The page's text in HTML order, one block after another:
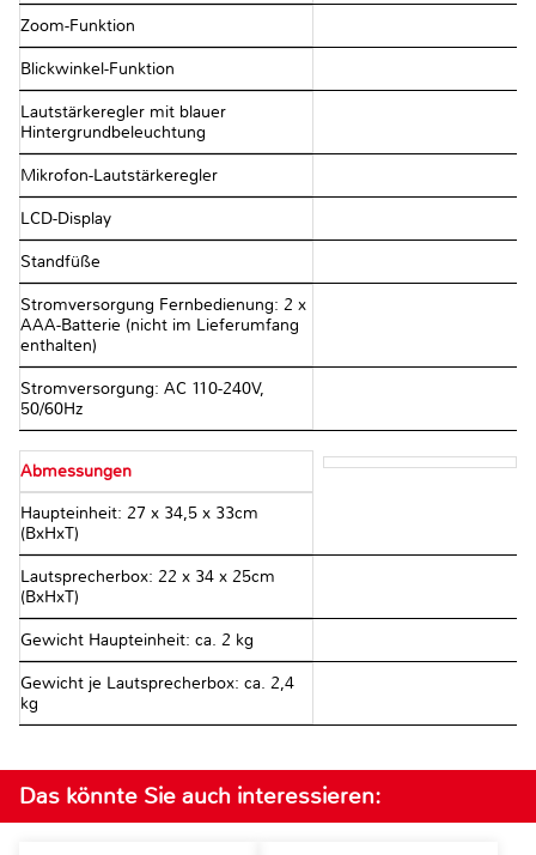
Zoom-Funktion
Blickwinkel-Funktion
Lautstärkeregler mit blauer
Hintergrundbeleuchtung
Mikrofon-Lautstärkeregler
LCD-Display
Standfüße
Stromversorgung Fernbedienung: 2 x
AAA-Batterie (nicht im Lieferumfang
enthalten)
Stromversorgung: AC 110-240V,
50/60Hz
Abmessungen
Haupteinheit: 27 x 34,5 x 33cm
(BxHxT)
Lautsprecherbox: 22 x 34 x 25cm
(BxHxT)
Gewicht Haupteinheit: ca. 2 kg
Gewicht je Lautsprecherbox: ca. 2,4
kg
Das könnte Sie auch interessieren: